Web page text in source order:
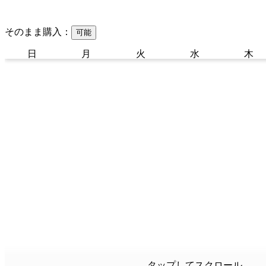
そのまま購入： 可能
日 月 火 水 木